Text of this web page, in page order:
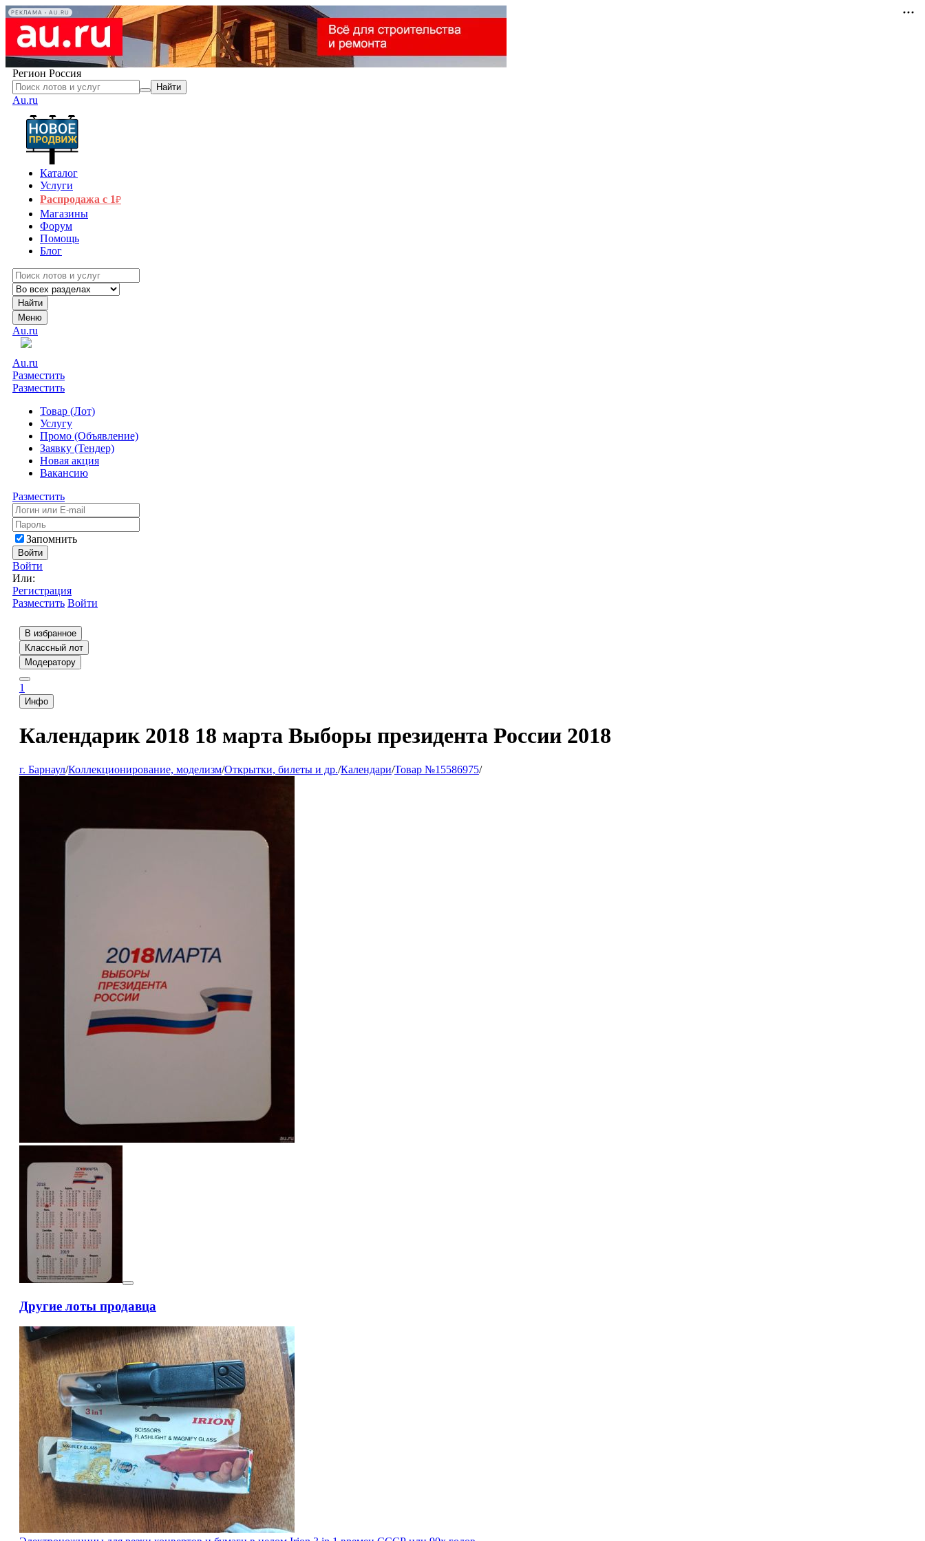
РЕКЛАМА • AU.RU
Регион Россия
Найти
Au.ru
Каталог
Услуги
Распродажа с 1₽
Магазины
Форум
Помощь
Блог
Найти
Меню
Au.ru
Au.ru
Разместить
Разместить
Товар (Лот)
Услугу
Промо (Объявление)
Заявку (Тендер)
Новая акция
Вакансию
Разместить
Запомнить
Войти
Войти
Или:
Регистрация
Разместить Войти
В избранное
Классный лот
Модератору
1
Инфо
Календарик 2018 18 марта Выборы президента России 2018
г. Барнаул/Коллекционирование, моделизм/Открытки, билеты и др./Календари/Товар №15586975/
Другие лоты продавца